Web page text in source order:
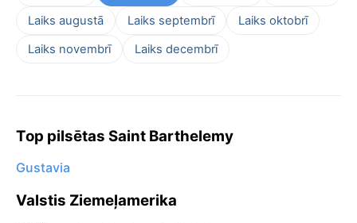
Laiks augustā Laiks septembrī
Laiks oktobrī
Laiks novembrī
Laiks decembrī
Top pilsētas Saint Barthelemy
Gustavia
Valstis Ziemeļamerika